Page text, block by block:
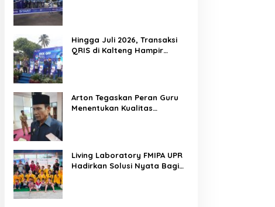
Hingga Juli 2026, Transaksi
QRIS di Kalteng Hampir
Arton Tegaskan Peran Guru
Menentukan Kualitas
Living Laboratory FMIPA UPR
Hadirkan Solusi Nyata Bagi